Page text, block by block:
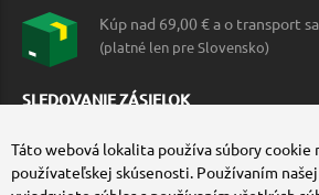
Kúp nad 69,00 € a o transport
(platné len pre Slovensko)
SLEDOVANIE ZÁSIELOK
Táto webová lokalita používa súbory cookie
používateľskej skúsenosti. Používaním